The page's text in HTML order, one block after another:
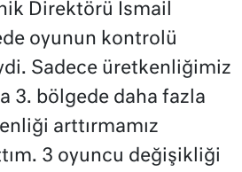
Direktörü İsmail
oyunun kontrolü
Sadece üretkenliğimiz
3. bölgede daha fazla
arttırmamız
3 oyuncu değişikliği